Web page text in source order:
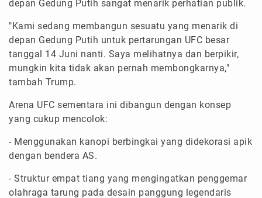
depan Gedung Putih sangat menarik perhatian publik.
"Kami sedang membangun sesuatu yang menarik di
depan Gedung Putih untuk pertarungan UFC besar
tanggal 14 Juni nanti. Saya melihatnya dan berpikir,
mungkin kita tidak akan pernah membongkarnya,"
tambah Trump.
Arena UFC sementara ini dibangun dengan konsep
yang cukup mencolok:
- Menggunakan kanopi berbingkai yang didekorasi apik
dengan bendera AS.
- Struktur empat tiang yang mengingatkan penggemar
olahraga tarung pada desain panggung legendaris